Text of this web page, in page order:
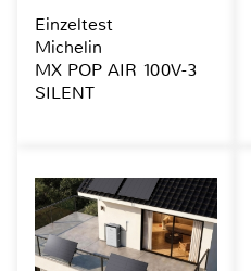
Einzeltest
Michelin
MX POP AIR 100V-3
SILENT